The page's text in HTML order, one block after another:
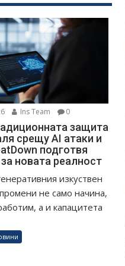
Ins Team 0
защита
срещу AI атаки и
подготвя
новата реалност
изкуствен
не само начина,
а и капацитета